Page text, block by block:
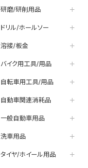
研磨/研削用品
ドリル/ホールソー
溶接/板金
バイク用工具/用品
自転車用工具/用品
自動車関連消耗品
一般自動車用品
洗車用品
タイヤ/ホイール用品